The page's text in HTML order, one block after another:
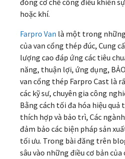
đóng cơ chế cổng điều khiển
hoặc khí.
Farpro Van là một trong
của van cổng thép đúc, Cung
lượng cao đáp ứng các tiêu
năng, thuận lợi, ứng dụng,
van cổng thép Farpro Cast là
các kỹ sư, chuyên gia công
Bằng cách tối đa hóa hiệu quả
thích hợp và bảo trì, Các
đảm bảo các biện pháp sản
tối ưu. Trong bài đăng trên
sâu vào những điều cơ bản